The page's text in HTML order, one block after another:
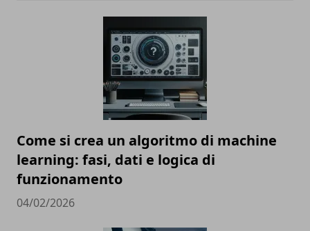
Come si crea un algoritmo di machine
learning: fasi, dati e logica di
funzionamento
04/02/2026